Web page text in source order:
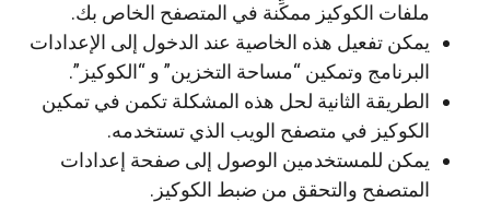
ملفات الكوكيز ممكِّنة في المتصفح الخاص بك.
يمكن تفعيل هذه الخاصية عند الدخول إلى الإعدادات
البرنامج وتمكين “مساحة التخزين” و “الكوكيز”.
الطريقة الثانية لحل هذه المشكلة تكمن في تمكين
الكوكيز في متصفح الويب الذي تستخدمه.
يمكن للمستخدمين الوصول إلى صفحة إعدادات
المتصفح والتحقق من ضبط الكوكيز.